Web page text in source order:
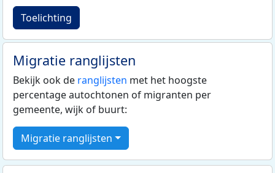
Toelichting
Migratie ranglijsten
Bekijk ook de ranglijsten met het hoogste
percentage autochtonen of migranten per
gemeente, wijk of buurt:
Migratie ranglijsten